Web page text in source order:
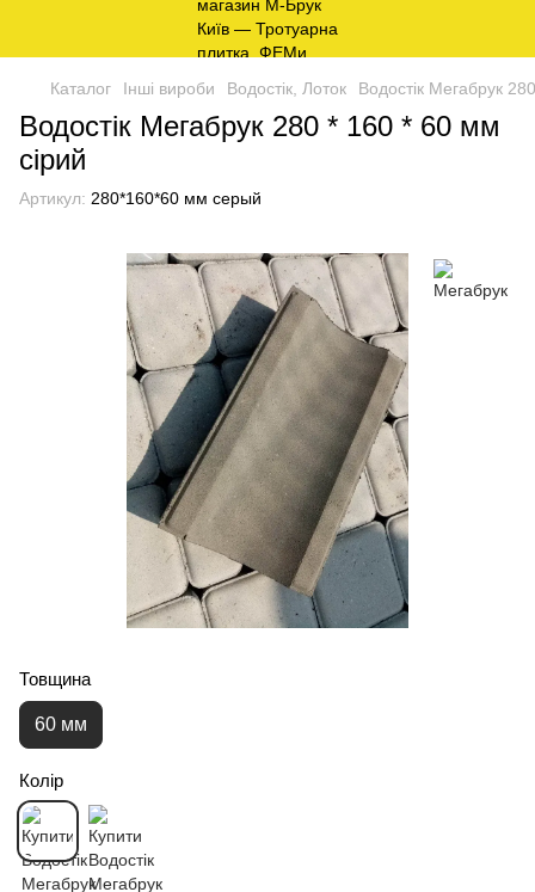
Каталог Інші вироби Водостік, Лоток Водостік Мегабрук
Водостік Мегабрук 280 * 160 * 60 мм
сірий
Артикул: 280*160*60 мм серый
Товщина
60 мм
Колір